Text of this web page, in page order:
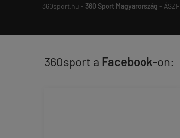
360sport.hu - 360 Sport Magyarország - ÁSZF
360sport a Facebook-on: